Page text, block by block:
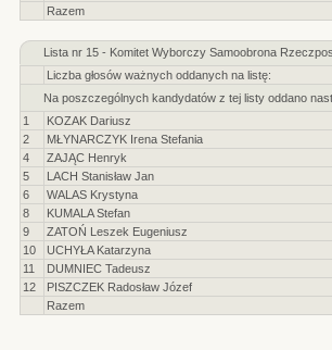
Razem
Lista nr 15 - Komitet Wyborczy Samoobrona
Liczba głosów ważnych oddanych na listę:
Na poszczególnych kandydatów z tej listy oddano
1
KOZAK Dariusz
2
MŁYNARCZYK Irena Stefania
4
ZAJĄC Henryk
5
LACH Stanisław Jan
6
WALAS Krystyna
8
KUMALA Stefan
9
ZATOŃ Leszek Eugeniusz
10
UCHYŁA Katarzyna
11
DUMNIEC Tadeusz
12
PISZCZEK Radosław Józef
Razem